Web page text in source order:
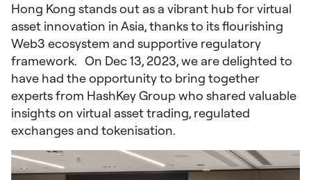
Hong Kong stands out as a vibrant hub for virtual
asset innovation in Asia, thanks to its flourishing
Web3 ecosystem and supportive regulatory
framework. On Dec 13, 2023, we are delighted to
have had the opportunity to bring together
experts from HashKey Group who shared valuable
insights on virtual asset trading, regulated
exchanges and tokenisation.